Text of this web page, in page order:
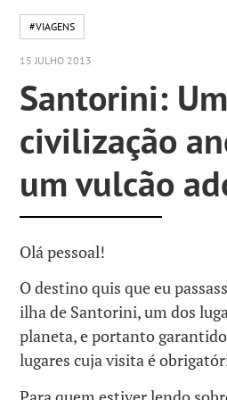
#VIAGENS
15 JULHO 2013
Santorini:
civilização
um vulcão
Olá pessoal!
O destino quis que eu
ilha de Santorini, um dos
planeta, e portanto
lugares cuja visita é